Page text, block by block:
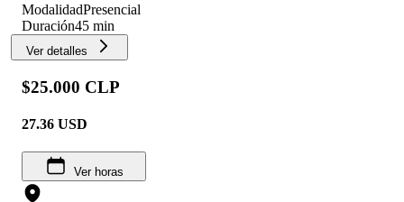
ModalidadPresencial
Duración45 min
Ver detalles
$25.000 CLP
27.36 USD
Ver horas